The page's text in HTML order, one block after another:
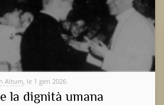
Altum, le 1 gen 2026
la dignità umana